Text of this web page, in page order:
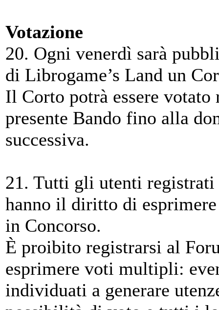
Votazione
20. Ogni venerdì sarà
di Librogame’s Land un
Il Corto potrà essere
presente Bando fino alla
successiva.
21. Tutti gli utenti registrati
hanno il diritto di
in Concorso.
È proibito registrarsi al
esprimere voti multipli:
individuati a generare